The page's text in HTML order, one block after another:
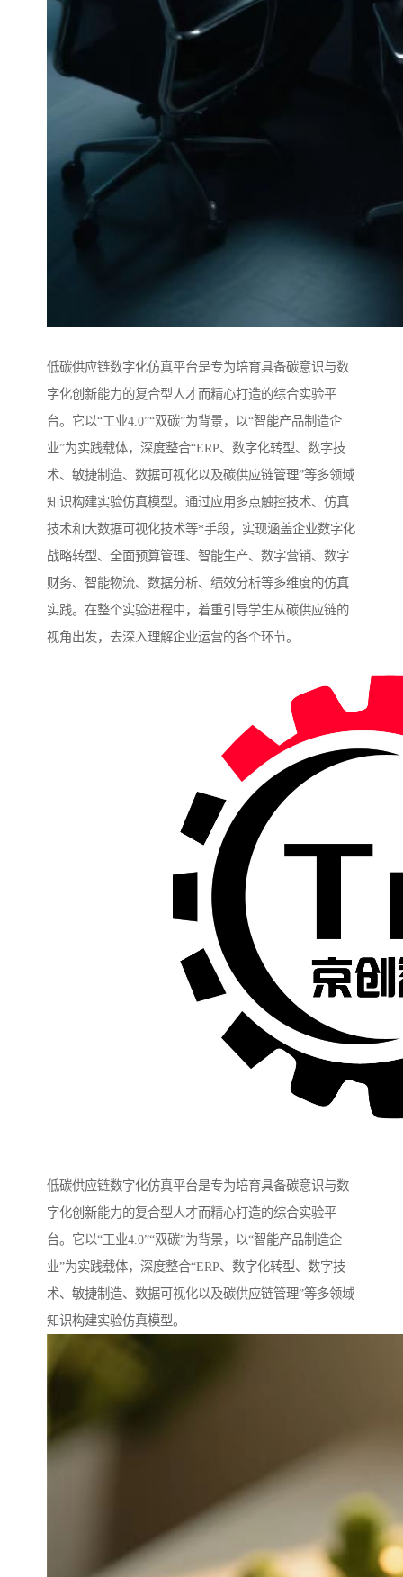
低碳供应链数字化仿真平台是专为培育具备碳意识与数
字化创新能力的复合型人才而精心打造的综合实验平
台。它以“工业4.0”“双碳”为背景，以“智能产品制造企
业”为实践载体，深度整合“ERP、数字化转型、数字技
术、敏捷制造、数据可视化以及碳供应链管理”等多领域
知识构建实验仿真模型。通过应用多点触控技术、仿真
技术和大数据可视化技术等*手段，实现涵盖企业数字化
战略转型、全面预算管理、智能生产、数字营销、数字
财务、智能物流、数据分析、绩效分析等多维度的仿真
实践。在整个实验进程中，着重引导学生从碳供应链的
视角出发，去深入理解企业运营的各个环节。
低碳供应链数字化仿真平台是专为培育具备碳意识与数
字化创新能力的复合型人才而精心打造的综合实验平
台。它以“工业4.0”“双碳”为背景，以“智能产品制造企
业”为实践载体，深度整合“ERP、数字化转型、数字技
术、敏捷制造、数据可视化以及碳供应链管理”等多领域
知识构建实验仿真模型。